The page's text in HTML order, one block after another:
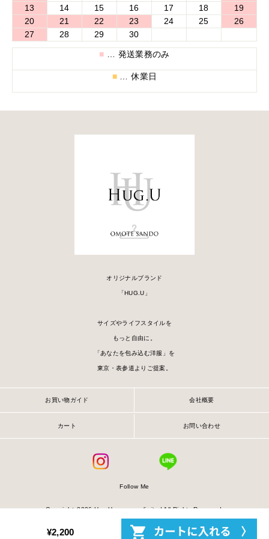
■モデル着用アイテム ⇒
¥2,200
13
14 15 16 17 18
19
20
21 22 23 24 25
26
27
28 29 30
■ … 発送業務のみ
■ … 休業日
オリジナルブランド
「HUG.U」
サイズやライフスタイルを
もっと自由に。
「あなたを包み込む洋服」を
東京・表参道よりご提案。
お買い物ガイド 会社概要
カート お問い合わせ
Follow Me
Copyrightc2026 Hug.U company limited All Rights Reserved.